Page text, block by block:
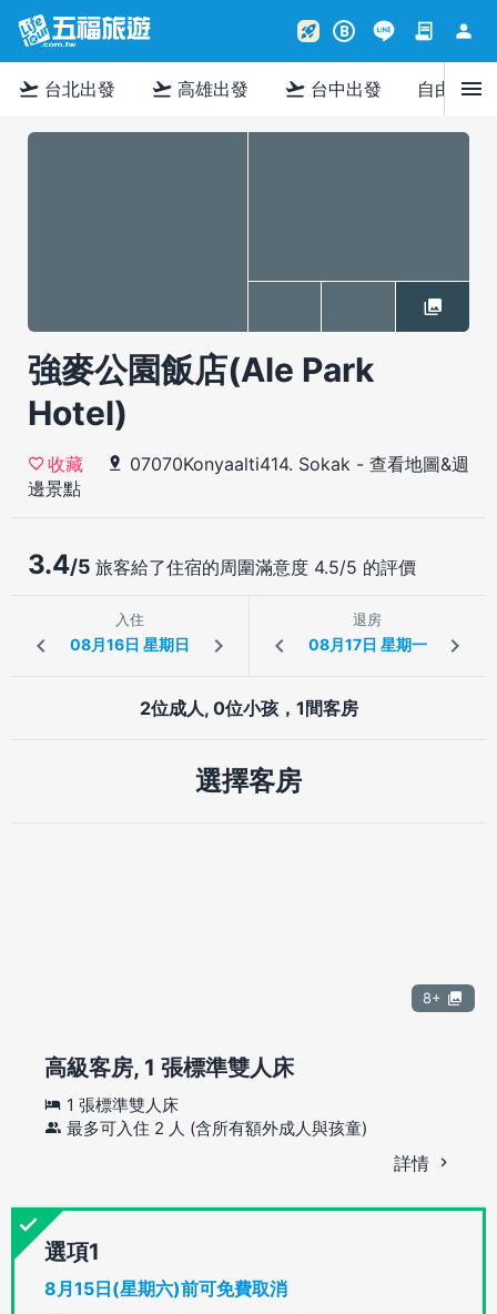
rocket_launch B contract person
flight_takeoff 台北出發 flight_takeoff 高雄出發 flight_takeoff 台中出發 自由行menu
強麥公園飯店(Ale Park
Hotel)
收藏 07070Konyaalti414. Sokak - 查看地圖&週
邊景點
3.4/5 旅客給了住宿的周圍滿意度 4.5/5 的評價
入住 退房
2位成人, 0位小孩，1間客房
選擇客房
8+
高級客房, 1 張標準雙人床
1 張標準雙人床
最多可入住 2 人 (含所有額外成人與孩童)
詳情
選項
8月15日(星期六)前可免費取消